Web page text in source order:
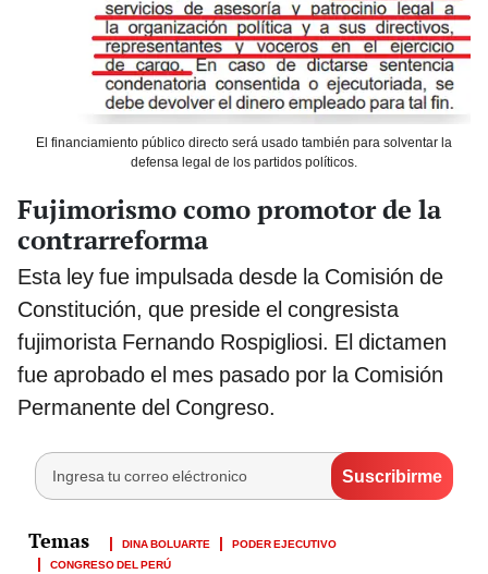
El financiamiento público directo será usado también para solventar la
defensa legal de los partidos políticos.
Fujimorismo como promotor de la
contrarreforma
Esta ley fue impulsada desde la Comisión de
Constitución, que preside el congresista
fujimorista Fernando Rospigliosi. El dictamen
fue aprobado el mes pasado por la Comisión
Permanente del Congreso.
DINA BOLUARTE
PODER EJECUTIVO
CONGRESO DEL PERÚ